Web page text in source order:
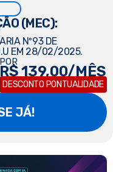
(MEC):
Nº93 DE
EM 28/02/2025.
POR
R$ 139,00/MÊS
DESCONTO PONTUALIDADE
JÁ!